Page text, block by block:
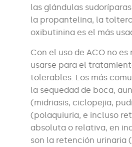
las glándulas
la propantelina, la
oxibutinina es el más
Con el uso de ACO no
usarse para el
tolerables. Los más
la sequedad de boca,
(midriasis, ciclopejia,
(polaquiuria, e incluso
absoluta o relativa, en
son la retención urinaria